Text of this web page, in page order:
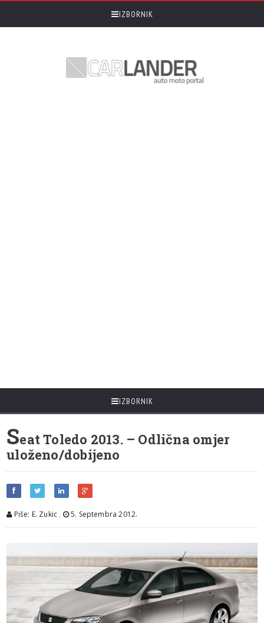
IZBORNIK
IZBORNIK
Seat Toledo 2013. – Odlična omjer
uloženo/dobijeno
Piše: E. Zukic , 5. Septembra 2012.